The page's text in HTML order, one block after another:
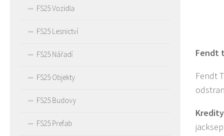
Fendt
Fendt
FS25 Vozidla
FS25 Lesnictví
FS25 Nářadí
FS25 Objekty
FS25 Budovy
FS25 Prefab